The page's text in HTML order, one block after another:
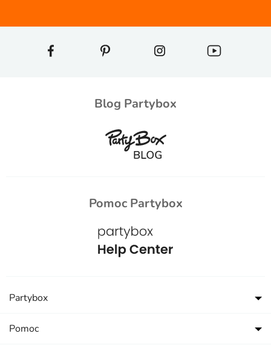
Blog Partybox
Pomoc Partybox
Partybox
Pomoc